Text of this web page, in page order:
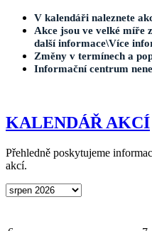
V kalendáři naleznete
Akce jsou ve velké míře
další informace\Více
Změny v termínech a
Informační centrum
KALENDÁŘ AKCÍ
Přehledně poskytujeme
akcí.